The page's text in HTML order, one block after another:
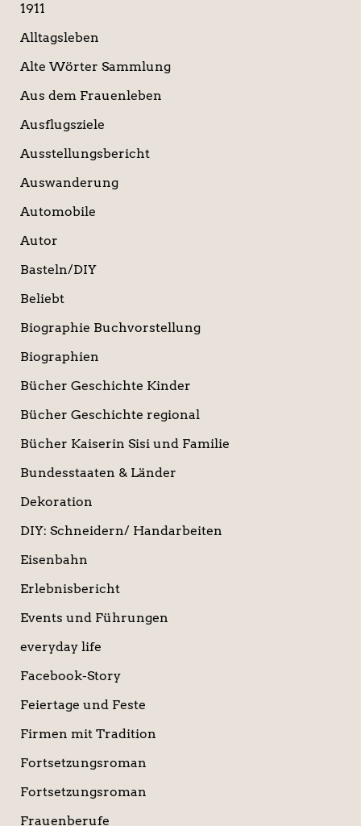
h
1911
Alltagsleben
Alte Wörter Sammlung
Aus dem Frauenleben
Ausflugsziele
Ausstellungsbericht
Auswanderung
Automobile
Autor
Basteln/DIY
Beliebt
Biographie Buchvorstellung
Biographien
Bücher Geschichte Kinder
Bücher Geschichte regional
Bücher Kaiserin Sisi und Familie
Bundesstaaten & Länder
Dekoration
DIY: Schneidern/ Handarbeiten
Eisenbahn
Erlebnisbericht
Events und Führungen
everyday life
Facebook-Story
Feiertage und Feste
Firmen mit Tradition
Fortsetzungsroman
Fortsetzungsroman
Frauenberufe